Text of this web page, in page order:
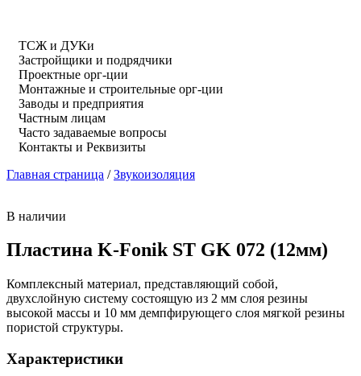
ТСЖ и ДУКи
Застройщики и подрядчики
Проектные орг-ции
Монтажные и строительные орг-ции
Заводы и предприятия
Частным лицам
Часто задаваемые вопросы
Контакты и Реквизиты
Главная страница /Звукоизоляция
В наличии
Пластина K-Fonik ST GK 072 (12мм)
Комплексный материал, представляющий собой,
двухслойную систему состоящую из 2 мм слоя резины
высокой массы и 10 мм демпфирующего слоя мягкой резины
пористой структуры.
Характеристики